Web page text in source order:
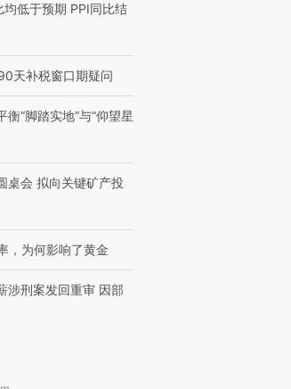
均低于预期 PPI同比结
天补税窗口期疑问
“脚踏实地”与“仰望星
桌会 拟向关键矿产投
，为何影响了黄金
涉刑案发回重审 因部